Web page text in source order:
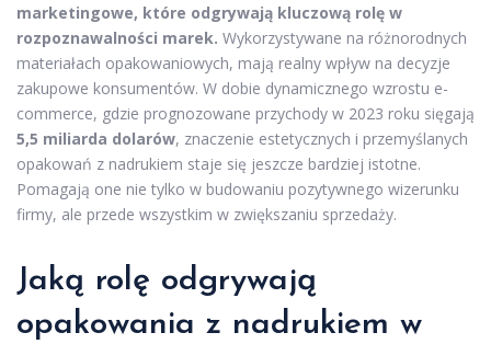
marketingowe, które odgrywają kluczową rolę w
rozpoznawalności marek. Wykorzystywane na różnorodnych
materiałach opakowaniowych, mają realny wpływ na decyzje
zakupowe konsumentów. W dobie dynamicznego wzrostu e-
commerce, gdzie prognozowane przychody w 2023 roku sięgają
5,5 miliarda dolarów, znaczenie estetycznych i przemyślanych
opakowań z nadrukiem staje się jeszcze bardziej istotne.
Pomagają one nie tylko w budowaniu pozytywnego wizerunku
firmy, ale przede wszystkim w zwiększaniu sprzedaży.
Jaką rolę odgrywają
opakowania z nadrukiem w